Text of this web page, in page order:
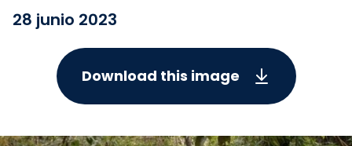
28 junio 2023
Download this image